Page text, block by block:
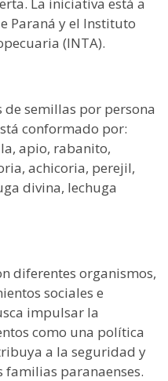
Paraná y el Instituto
(INTA).
semillas por persona
conformado por:
apio, rabanito,
achicoria, perejil,
divina, lechuga
diferentes organismos,
sociales e
impulsar la
como una política
a la seguridad y
paranaenses.